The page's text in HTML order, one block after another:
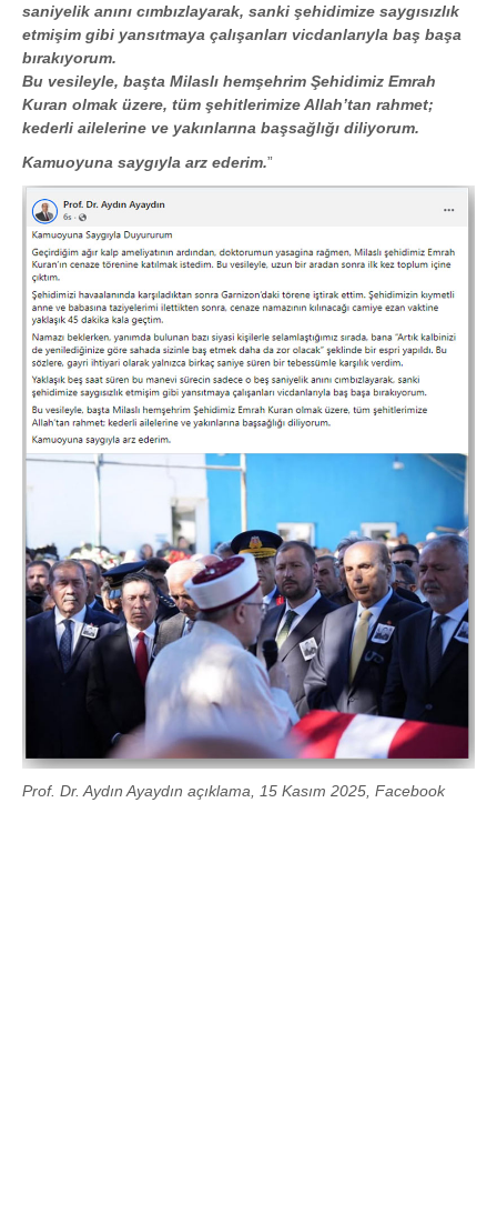
saniyelik anını cımbızlayarak, sanki şehidimize saygısızlık
etmişim gibi yansıtmaya çalışanları vicdanlarıyla baş başa
bırakıyorum.
Bu vesileyle, başta Milaslı hemşehrim Şehidimiz Emrah
Kuran olmak üzere, tüm şehitlerimize Allah’tan rahmet;
kederli ailelerine ve yakınlarına başsağlığı diliyorum.
Kamuoyuna saygıyla arz ederim.”
Prof. Dr. Aydın Ayaydın açıklama, 15 Kasım 2025, Facebook